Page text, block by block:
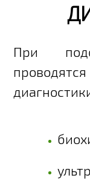
При